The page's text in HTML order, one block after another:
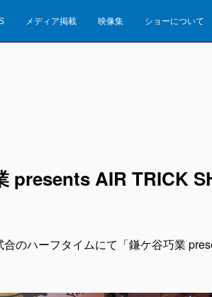
メディア掲載 映像集 ショーについて
presents AIR TRICK
のハーフタイムにて「鎌ケ谷巧業